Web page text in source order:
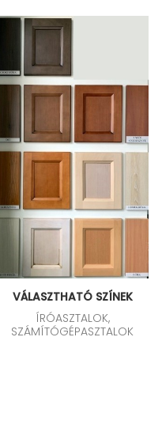
VÁLASZTHATÓ SZÍNEK
ÍRÓASZTALOK,
SZÁMÍTÓGÉPASZTALOK